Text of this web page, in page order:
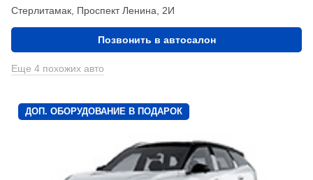
Стерлитамак, Проспект Ленина, 2И
Позвонить в автосалон
Еще 4 похожих авто
ДОП. ОБОРУДОВАНИЕ В ПОДАРОК